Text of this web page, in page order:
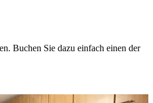
Buchen Sie dazu einfach einen der